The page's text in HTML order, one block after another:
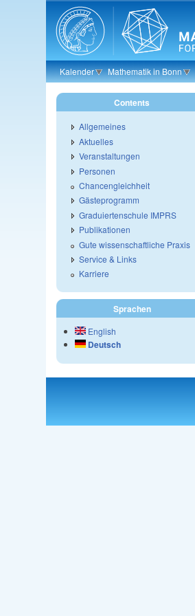
Kalender Mathematik in Bonn
Contents
Allgemeines
Aktuelles
Veranstaltungen
Personen
Chancengleichheit
Gästeprogramm
Graduiertenschule IMPRS
Publikationen
Gute wissenschaftliche Praxis
Service & Links
Karriere
Sprachen
English
Deutsch